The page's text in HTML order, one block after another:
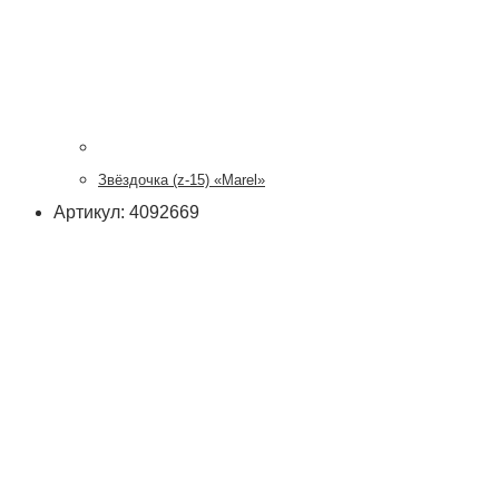
Звёздочка (z-15) «Marel»
Артикул: 4092669